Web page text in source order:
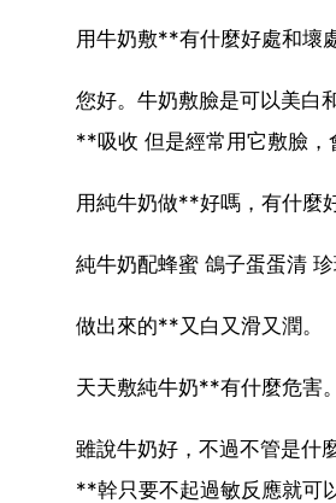
用牛奶敷**有什麼好處和壞處
您好。牛奶敷臉是可以美白
**吸收 但是經常用它敷臉，
用純牛奶做**好嗎，有什麼
純牛奶配蜂蜜 鴿子蛋蛋清 珍
做出來的**又白又滑又潤。
天天敷純牛奶**有什麼危害。
雖說牛奶好，不過不管是什
**幹只要不起過敏反應就可